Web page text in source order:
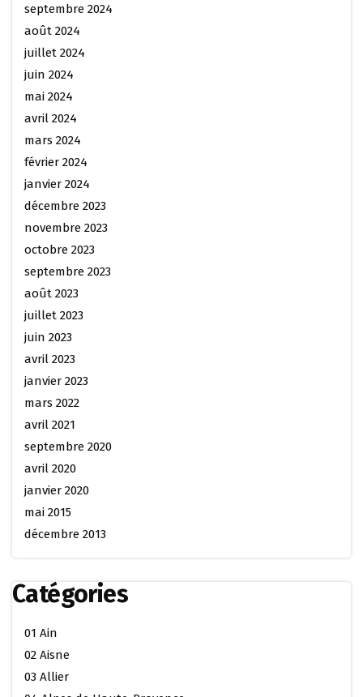
septembre 2024
août 2024
juillet 2024
juin 2024
mai 2024
avril 2024
mars 2024
février 2024
janvier 2024
décembre 2023
novembre 2023
octobre 2023
septembre 2023
août 2023
juillet 2023
juin 2023
avril 2023
janvier 2023
mars 2022
avril 2021
septembre 2020
avril 2020
janvier 2020
mai 2015
décembre 2013
Catégories
01 Ain
02 Aisne
03 Allier